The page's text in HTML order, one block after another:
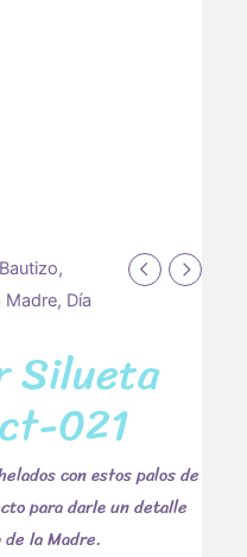
Bautizo,
Madre, Día
Silueta
021
con estos palos de
para darle un detalle
de la Madre.